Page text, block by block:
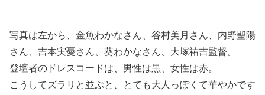
写真は左から、金魚わかなさん、谷村美月さん、内野聖陽
さん、吉本実憂さん、葵わかなさん、大塚祐吉監督。
登壇者のドレスコードは、男性は黒、女性は赤。
こうしてズラリと並ぶと、とても大人っぽくて華やかです